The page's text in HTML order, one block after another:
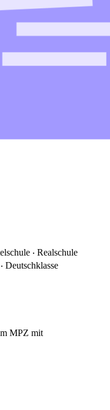
‧ Realschule
Deutschklasse
MPZ mit